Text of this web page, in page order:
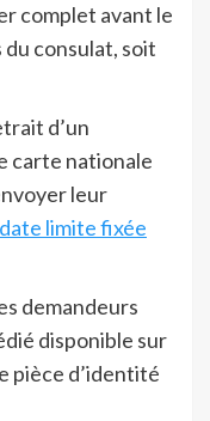
complet avant le
consulat, soit
d’un
carte nationale
leur
limite fixée
demandeurs
disponible sur
pièce d’identité